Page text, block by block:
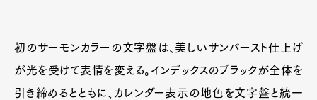
初のサーモンカラーの文字盤は、美しいサンバースト仕上げ
が光を受けて表情を変える。インデックスのブラックが全体を
引き締めるとともに、カレンダー表示の地色を文字盤と統一